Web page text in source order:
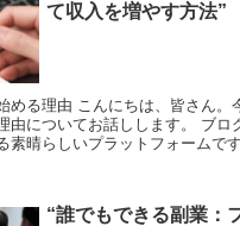
て収入を増やす方法”
める理由 こんにちは、皆さん。
由についてお話しします。 ブロ
素晴らしいプラットフォームで
“誰でもできる副業：